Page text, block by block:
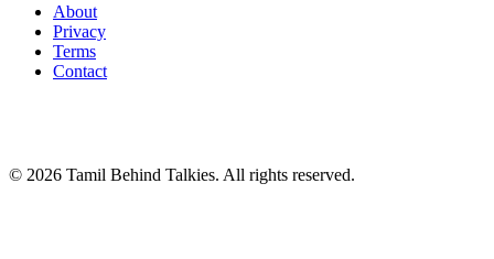
About
Privacy
Terms
Contact
© 2026 Tamil Behind Talkies. All rights reserved.